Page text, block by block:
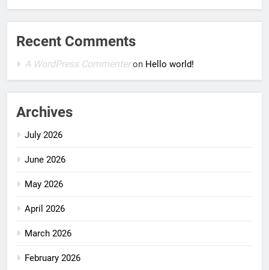
Recent Comments
A WordPress Commenteron Hello world!
Archives
July 2026
June 2026
May 2026
April 2026
March 2026
February 2026